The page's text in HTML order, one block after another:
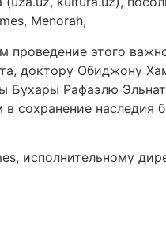
Menorah,
проведение этого
доктору Обиджону
Бухары Рафаэлю
сохранение наследия
исполнительному